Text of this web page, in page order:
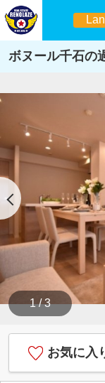
ボヌール千石の
1 / 3
お気に入